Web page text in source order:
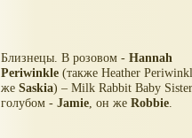
Близнецы. В розовом -Hannah
Periwinkle (также Heather
жеSaskia) – Milk Rabbit Baby
голубом -Jamie , он жеRobbie